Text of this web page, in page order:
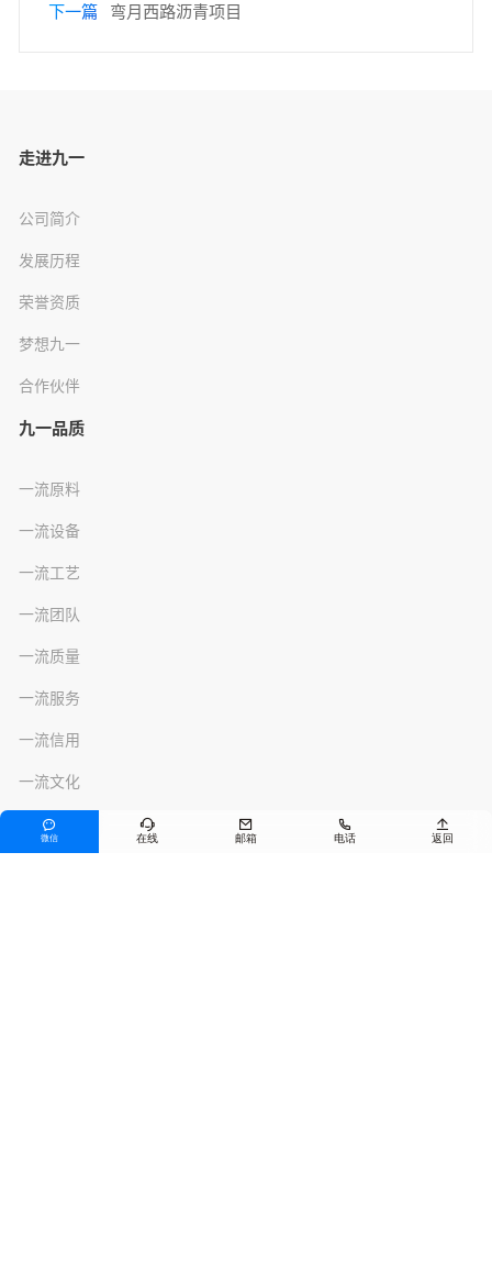
下一篇 弯月西路沥青项目
走进九一
公司简介
发展历程
荣誉资质
梦想九一
合作伙伴
九一品质
一流原料
一流设备
一流工艺
一流团队
一流质量
一流服务
一流信用
一流文化
新闻资讯

微信

在线

邮箱

电话

返回